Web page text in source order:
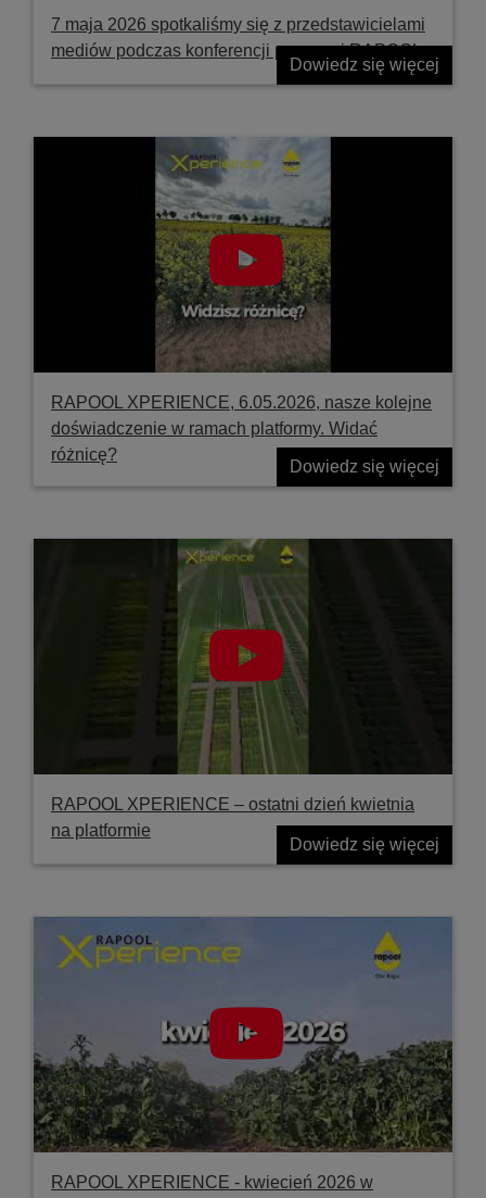
7 maja 2026 spotkaliśmy się z przedstawicielami
mediów podczas konferencji prasowej RAPOOL
Dowiedz się więcej
RAPOOL XPERIENCE, 6.05.2026, nasze kolejne
doświadczenie w ramach platformy. Widać
różnicę?
Dowiedz się więcej
RAPOOL XPERIENCE – ostatni dzień kwietnia
na platformie
Dowiedz się więcej
RAPOOL XPERIENCE - kwiecień 2026 w